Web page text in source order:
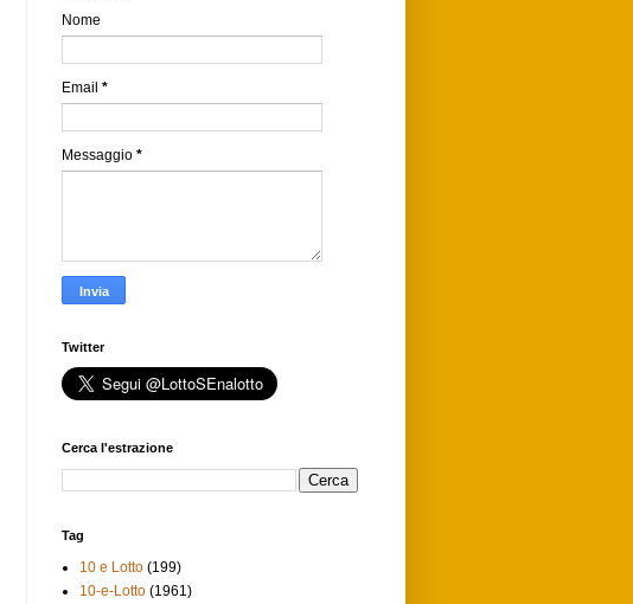
Nome
Email *
Messaggio *
Twitter
Cerca l'estrazione
Tag
10 e Lotto (199)
10-e-Lotto (1961)